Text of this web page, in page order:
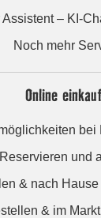
Assistent – KI-
Noch mehr
Online
bei
Reservieren und
& nach
& im